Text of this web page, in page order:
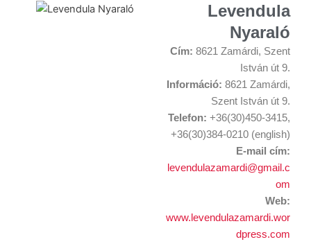
Levendula
Nyaraló
Cím: 8621 Zamárdi, Szent
István út 9.
Információ: 8621 Zamárdi,
Szent István út 9.
Telefon: +36(30)450-3415,
+36(30)384-0210 (english)
E-mail cím:
levendulazamardi@gmail.c
om
Web:
www.levendulazamardi.wor
dpress.com